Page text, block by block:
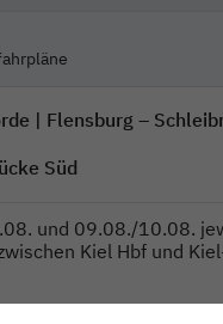
| Flensburg –
Süd
und 09.08./10.08.
Kiel Hbf und